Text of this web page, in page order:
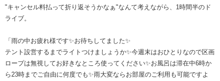
"キャンセル料払って折り返そうかなぁ"なんて考えながら、1時間半のド
ライブ。
「雨の中お疲れ様です✨お待ちしてました✨
テント設営するまでライトつけましょうか✨今週末はおひとりなので区画
ロープは無視してお好きなところ使ってください✨お風呂は滞在中6時か
ら23時までご自由に何度でも✨雨大変ならお部屋のご利用も可能ですよ